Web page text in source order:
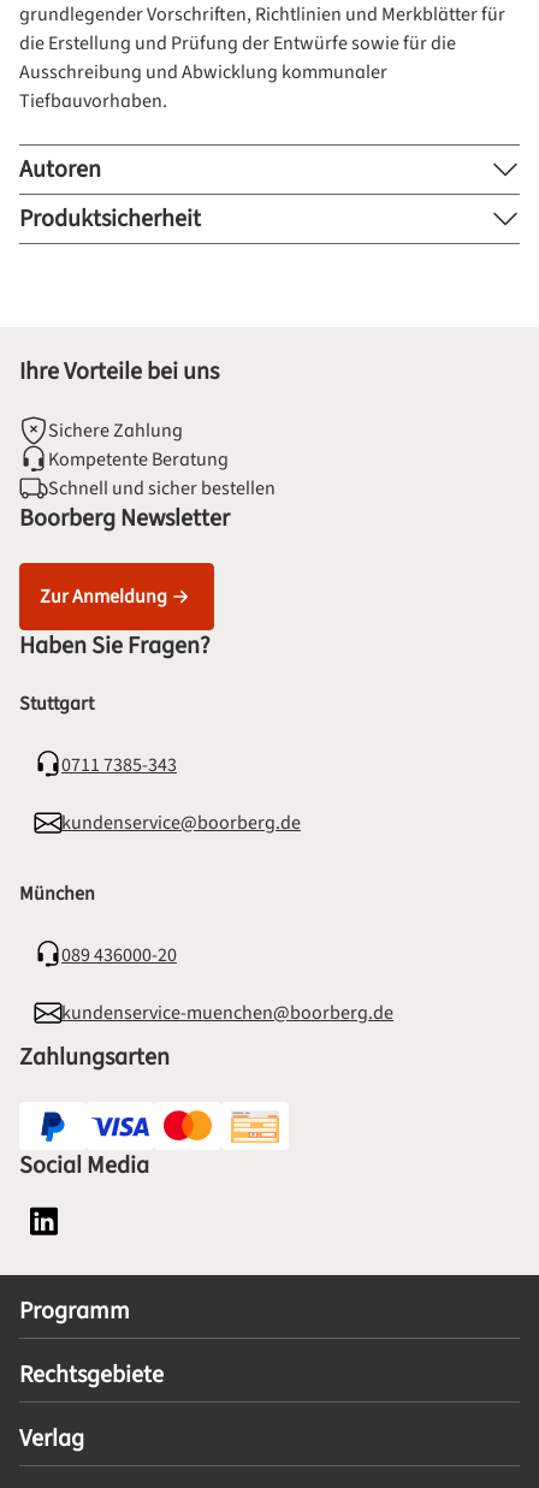
grundlegender Vorschriften, Richtlinien und Merkblätter für
die Erstellung und Prüfung der Entwürfe sowie für die
Ausschreibung und Abwicklung kommunaler
Tiefbauvorhaben.
Autoren
Produktsicherheit
Ihre Vorteile bei uns
Sichere Zahlung
Kompetente Beratung
Schnell und sicher bestellen
Boorberg Newsletter
Zur Anmeldung
Haben Sie Fragen?
Stuttgart
0711 7385-343
kundenservice@boorberg.de
München
089 436000-20
kundenservice-muenchen@boorberg.de
Zahlungsarten
Social Media
Social Media Plattform LinkedIn
Programm
Rechtsgebiete
Verlag